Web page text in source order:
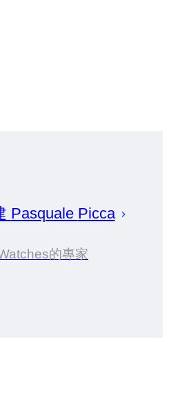
Pasquale Picca
的專家